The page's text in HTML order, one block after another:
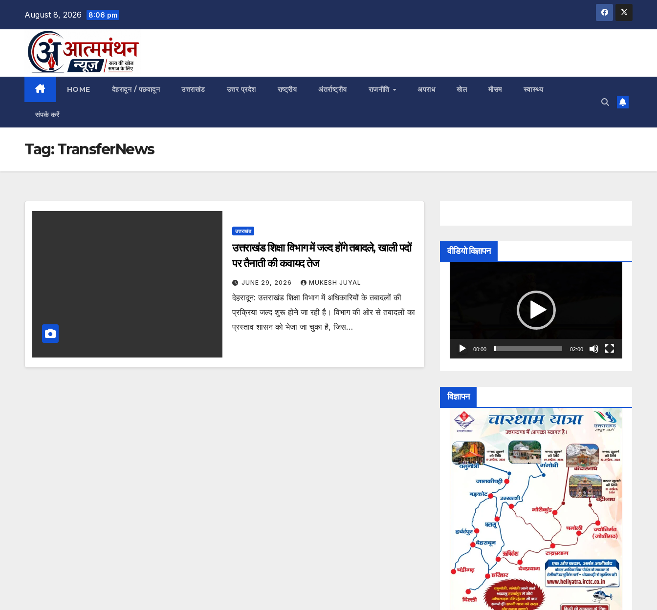
August 8, 2026 8:06 pm
HOME देहरादून / पछवादून उत्तराखंड उत्तर प्रदेश राष्ट्रीय अंतर्राष्ट्रीय राजनीति अपराध खेल मौसम स्वास्थ्य
संपर्क करें
Tag:TransferNews
उत्तराखंड
उत्तराखंड शिक्षा विभाग में जल्द होंगे तबादले, खाली पदों
पर तैनाती की कवायद तेज
JUNE 29, 2026 MUKESH JUYAL
देहरादून: उत्तराखंड शिक्षा विभाग में अधिकारियों के तबादलों की
प्रक्रिया जल्द शुरू होने जा रही है। विभाग की ओर से तबादलों का
प्रस्ताव शासन को भेजा जा चुका है, जिस…
वीडियो विज्ञापन
00:00 02:00
विज्ञापन